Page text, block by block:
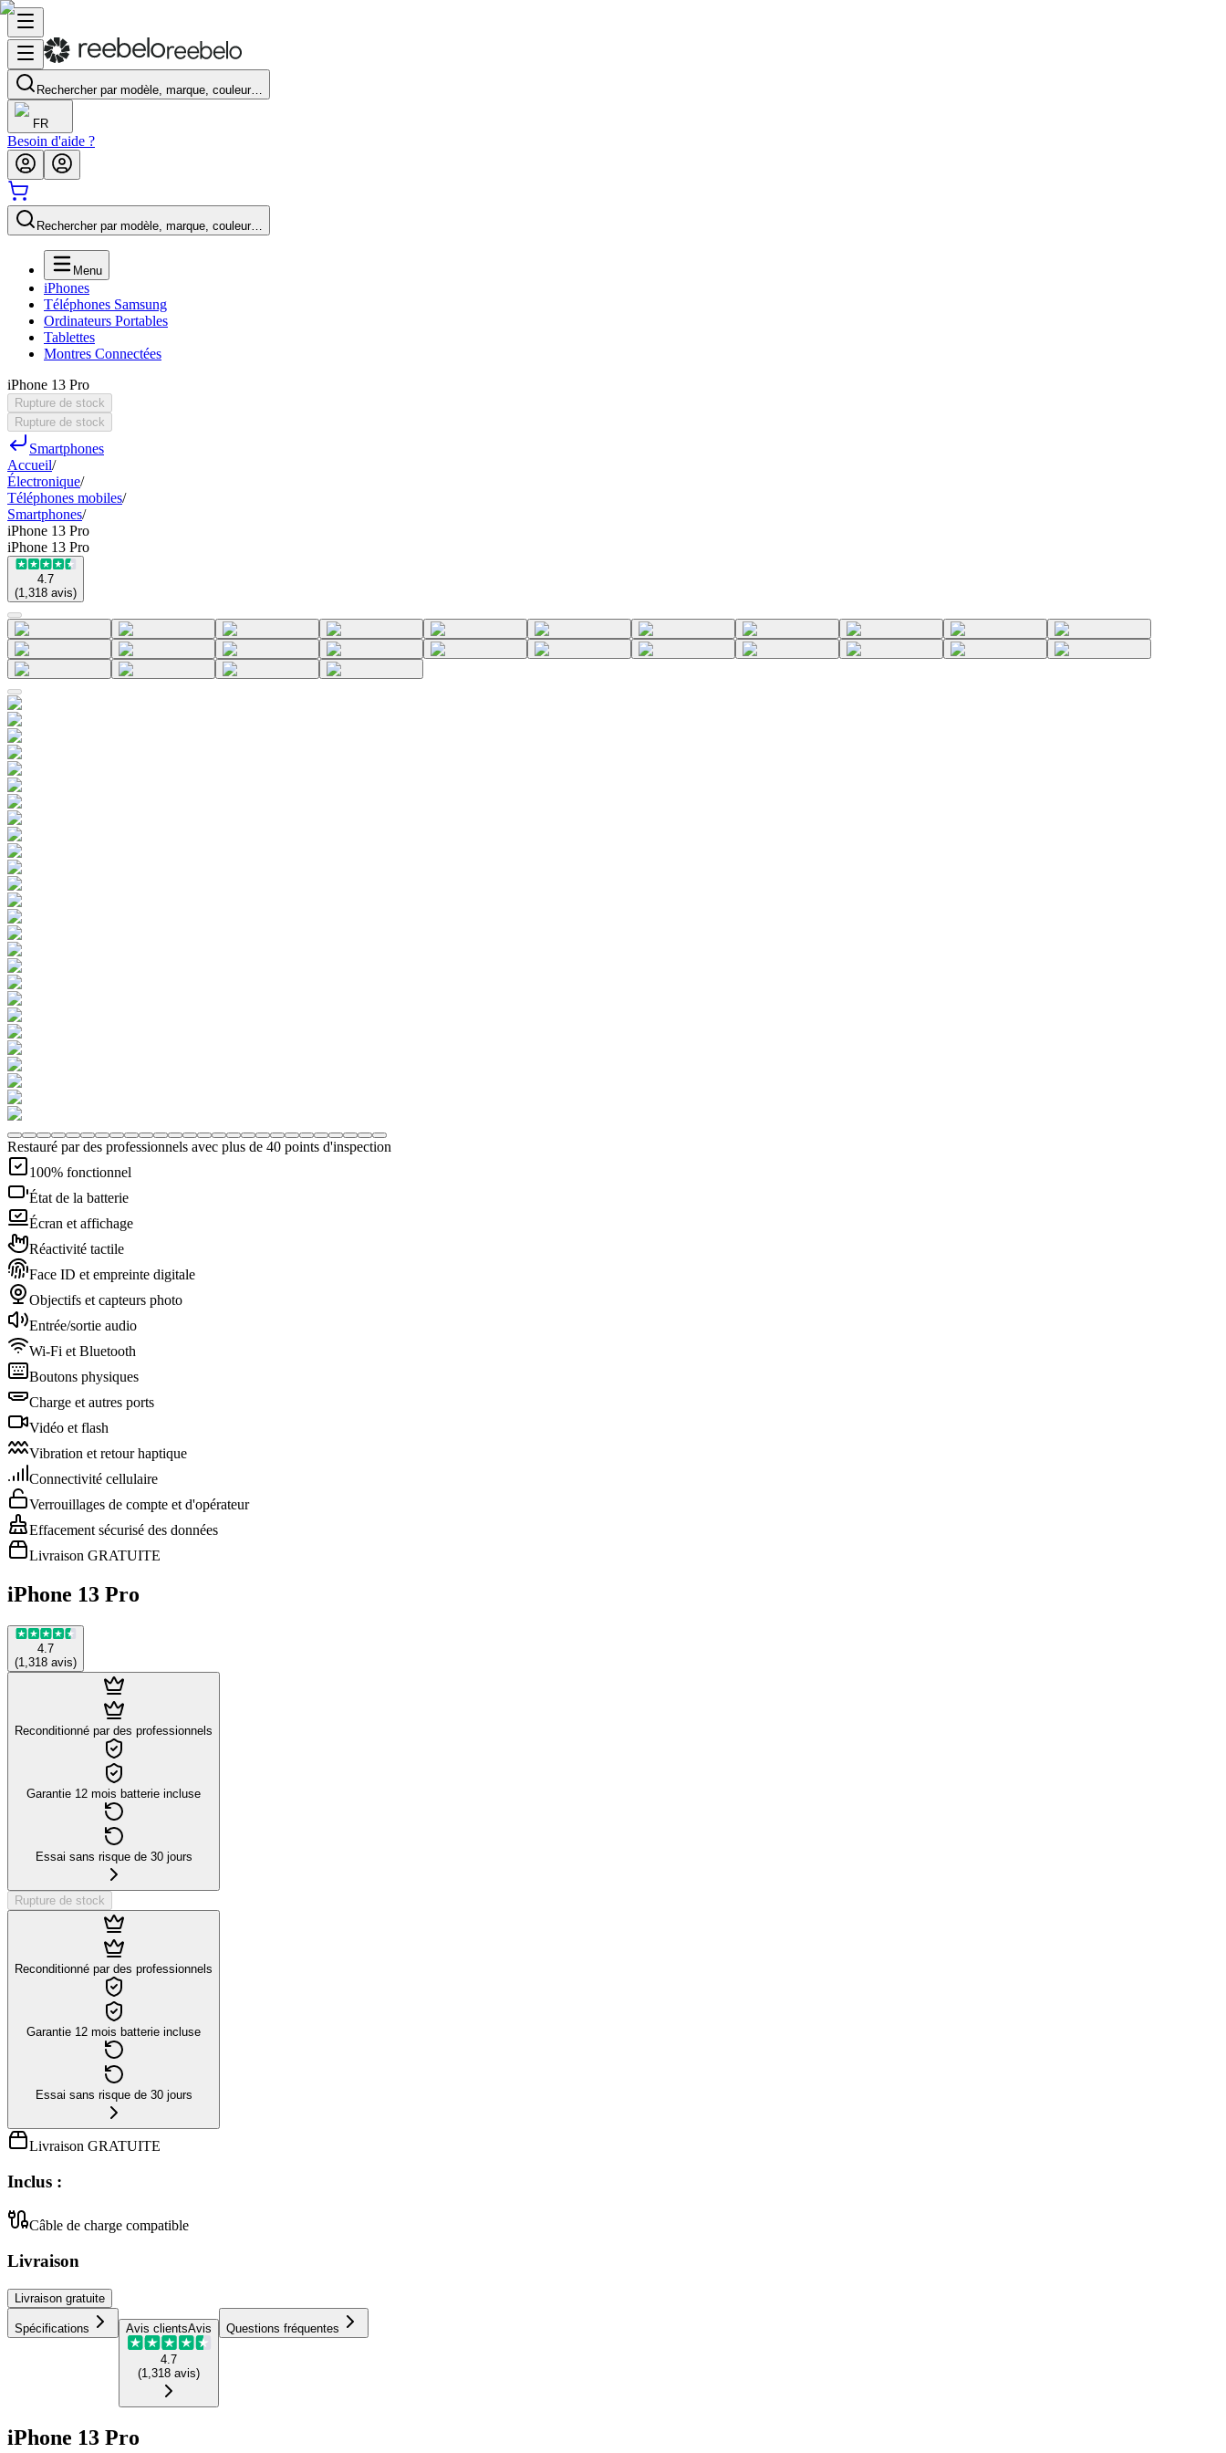
Rechercher par modèle, marque, couleur…
FR
Besoin d'aide ?
Rechercher par modèle, marque, couleur…
Menu
iPhones
Téléphones Samsung
Ordinateurs Portables
Tablettes
Montres Connectées
iPhone 13 Pro
Rupture de stock
Rupture de stock
Smartphones
Accueil/
Électronique/
Téléphones mobiles/
Smartphones/
iPhone 13 Pro
iPhone 13 Pro
4.7
(1,318 avis)
Restauré par des professionnels avec plus de 40 points d'inspection
100% fonctionnel
État de la batterie
Écran et affichage
Réactivité tactile
Face ID et empreinte digitale
Objectifs et capteurs photo
Entrée/sortie audio
Wi-Fi et Bluetooth
Boutons physiques
Charge et autres ports
Vidéo et flash
Vibration et retour haptique
Connectivité cellulaire
Verrouillages de compte et d'opérateur
Effacement sécurisé des données
Livraison GRATUITE
iPhone 13 Pro
4.7
(1,318 avis)
Reconditionné par des professionnels
Garantie 12 mois batterie incluse
Essai sans risque de 30 jours
Rupture de stock
Reconditionné par des professionnels
Garantie 12 mois batterie incluse
Essai sans risque de 30 jours
Livraison GRATUITE
Inclus :
Câble de charge compatible
Livraison
Livraison gratuite
Spécifications Avis clientsAvis
4.7
(1,318 avis)
Questions fréquentes
iPhone 13 Pro